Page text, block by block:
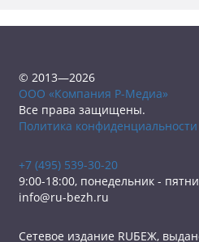
© 2013—2026
ООО «Компания Р-Медиа»
Все права защищены.
Политика конфиденциальности
+7 (495) 539-30-20
9:00-18:00, понедельник -
info@ru-bezh.ru
Сетевое издание RUБЕЖ,